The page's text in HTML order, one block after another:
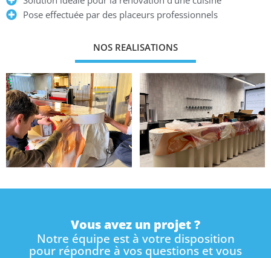
Pose effectuée par des placeurs professionnels
NOS REALISATIONS
Vous avez un projet ?
Notre équipe est à votre disposition
pour répondre à vos questions et vous